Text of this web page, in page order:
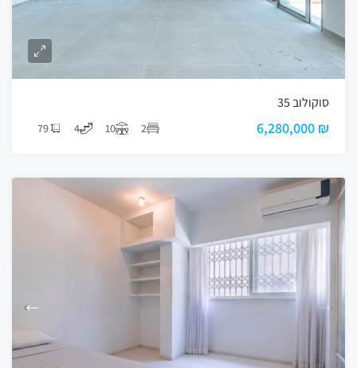
סוקולוב 35
₪ 6,280,000
2
10
4
79